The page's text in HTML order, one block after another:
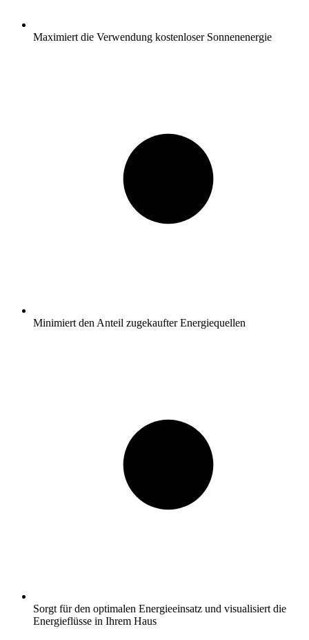
Maximiert die Verwendung kostenloser Sonnenenergie
Minimiert den Anteil zugekaufter Energiequellen
Sorgt für den optimalen Energieeinsatz und visualisiert die
Energieflüsse in Ihrem Haus